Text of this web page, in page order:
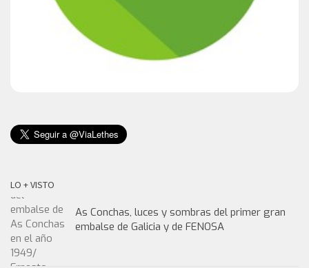
LO + VISTO
As Conchas, luces y sombras del primer gran
embalse de Galicia y de FENOSA